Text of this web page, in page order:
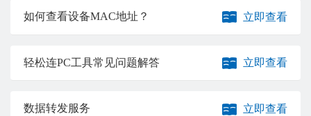
如何查看设备MAC地址？ 立即查看
轻松连PC工具常见问题解答 立即查看
数据转发服务 立即查看